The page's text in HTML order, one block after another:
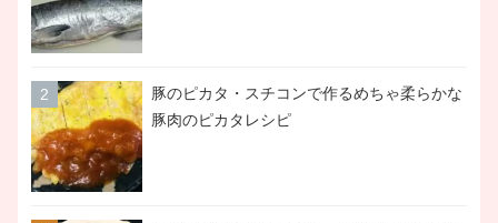
豚のピカタ・スチコンで作るめちゃ柔らかな
豚肉のピカタレシピ